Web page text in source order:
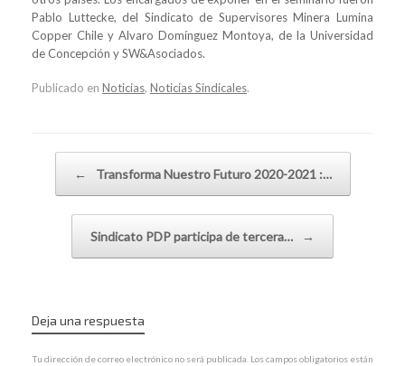
Pablo Luttecke, del Sindicato de Supervisores Minera Lumina
Copper Chile y Alvaro Domínguez Montoya, de la Universidad
de Concepción y SW&Asociados.
Publicado en Noticias, Noticias Sindicales.
← Transforma Nuestro Futuro 2020-2021 :…
Sindicato PDP participa de tercera… →
Deja una respuesta
Tu dirección de correo electrónico no será publicada. Los campos obligatorios están